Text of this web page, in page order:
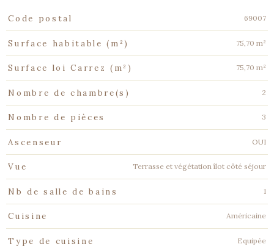
Caractéristiques Valeurs
Code postal 69007
Surface habitable (m²) 75,70 m²
Surface loi Carrez (m²) 75,70 m²
Nombre de chambre(s) 2
Nombre de pièces 3
Ascenseur OUI
Vue Terrasse et végétation îlot côté séjour
Nb de salle de bains 1
Cuisine Américaine
Type de cuisine Equipée